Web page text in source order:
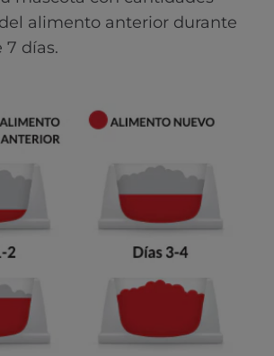
alimento anterior durante
7 días.